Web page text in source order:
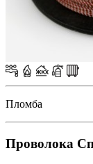
Пломба
Проволока